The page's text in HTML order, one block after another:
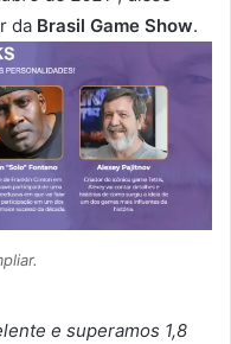
da Brasil Game Show.
e superamos 1,8